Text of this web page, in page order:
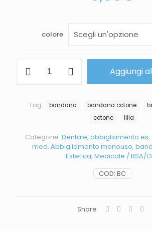
colore
Aggiungi
COD: BC
Categorie: Dentale, abbigliamento es,
med, Abbigliamento monouso,
Estetica, Medicale / RSA/
Tag: bandana bandana cotone
cotone
lilla
Share